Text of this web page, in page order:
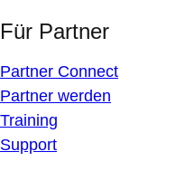
Für Partner
Partner Connect
Partner werden
Training
Support